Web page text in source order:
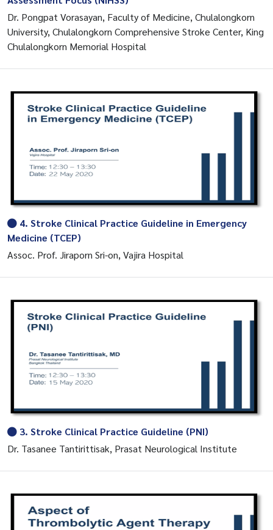
Dr. Pongpat Vorasayan, Faculty of Medicine, Chulalongkorn
University, Chulalongkorn Comprehensive Stroke Center, King
Chulalongkorn Memorial Hospital
4. Stroke Clinical Practice Guideline in Emergency
Medicine (TCEP)
Assoc. Prof. Jiraporn Sri-on, Vajira Hospital
3. Stroke Clinical Practice Guideline (PNI)
Dr. Tasanee Tantirittisak, Prasat Neurological Institute